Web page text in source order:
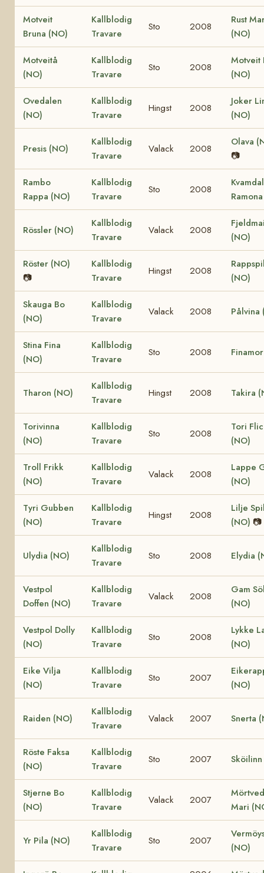
Motveit
Bruna (NO)
Kallblodig
Travare
Sto 2008
Rust
(NO)
Motveitå
(NO)
Kallblodig
Travare
Sto 2008
Motveit
(NO)
Ovedalen
(NO)
Kallblodig
Travare
Hingst 2008
Joker
(NO)
Presis (NO)
Kallblodig
Travare
Valack 2008
Olava
📷
Rambo
Rappa (NO)
Kallblodig
Travare
Sto 2008
Rössler (NO)
Kallblodig
Travare
Valack 2008
(NO)
Röster (NO)
📷
Kallblodig
Travare
Hingst 2008
(NO)
Skauga Bo
(NO)
Kallblodig
Travare
Valack 2008 Pålvina
Stina Fina
(NO)
Kallblodig
Travare
Sto 2008
Tharon (NO)
Kallblodig
Travare
Hingst 2008 Takira
Torivinna
(NO)
Kallblodig
Travare
Sto 2008
Tori
(NO)
Troll Frikk
(NO)
Kallblodig
Travare
Valack 2008
Lappe
(NO)
Tyri Gubben
(NO)
Kallblodig
Travare
Hingst 2008
Lilje
(NO) 📷
Ulydia (NO)
Kallblodig
Travare
Sto 2008 Elydia
Vestpol
Doffen (NO)
Kallblodig
Travare
Valack 2008
Gam
(NO)
Vestpol Dolly
(NO)
Kallblodig
Travare
Sto 2008
Lykke
(NO)
Eike Vilja
(NO)
Kallblodig
Travare
Sto 2007
(NO)
Raiden (NO)
Kallblodig
Travare
Valack 2007 Snerta
Röste Faksa
(NO)
Kallblodig
Travare
Sto 2007
Stjerne Bo
(NO)
Kallblodig
Travare
Valack 2007
Mari
Yr Pila (NO)
Kallblodig
Travare
Sto 2007
(NO)